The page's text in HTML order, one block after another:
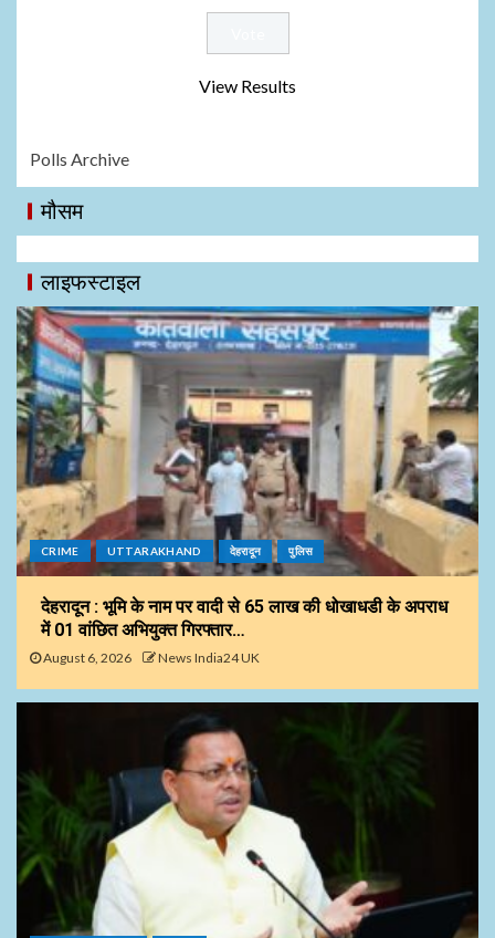
View Results
Polls Archive
मौसम
लाइफस्टाइल
CRIME UTTARAKHAND देहरादून पुलिस
देहरादून : भूमि के नाम पर वादी से 65 लाख की धोखाधडी के अपराध
में 01 वांछित अभियुक्त गिरफ्तार…
August 6, 2026 News India24 UK